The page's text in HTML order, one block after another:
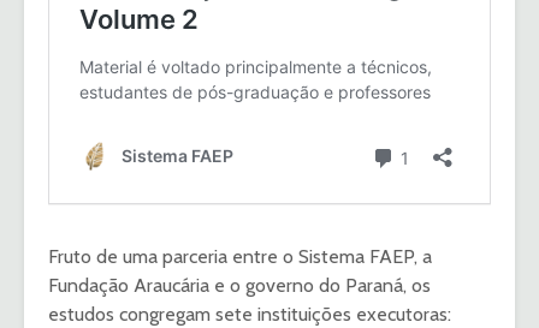
Fruto de uma parceria entre o Sistema FAEP, a
Fundação Araucária e o governo do Paraná, os
estudos congregam sete instituições executoras: